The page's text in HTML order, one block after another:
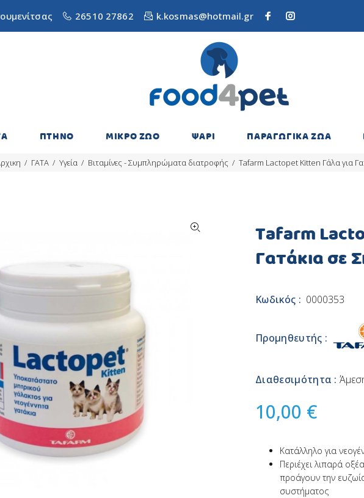
26510 27862 k.kosmas@hotmail.gr
ΠΤΗΝΟ ΜΙΚΡΟ ΖΩΟ ΨΑΡΙ ΠΑΡΑΓΩΓΙΚΑ ΖΩΑ
ΓΑΤΑ Υγεία Βιταμίνες - Συμπληρώματα διατροφής Tafarm Lactopet Kitten Γάλα για
Tafarm
Γατάκια σε
Κωδικός : 0000353
Προμηθευτής :
Διαθεσιμότητα :
10,00 €
Κατάλληλο για
Περιέχει λιπαρά
προάγουν την
συστήματος